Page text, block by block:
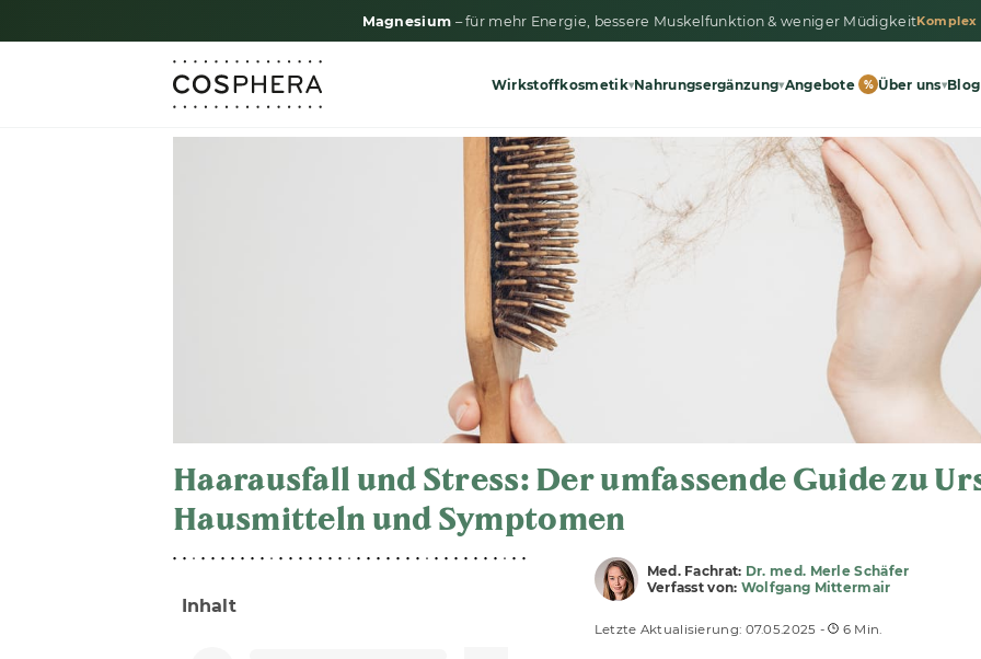
Magnesium – für mehr Energie, bessere Muskelfunktion & weniger MüdigkeitKomplex
Wirkstoffkosmetik▾Nahrungsergänzung▾Angebote % Über uns▾Blog
Haarausfall und Stress: Der umfassende Guide zu
Hausmitteln und Symptomen
Inhalt
Med. Fachrat: Dr. med. Merle Schäfer
Verfasst von: Wolfgang Mittermair
Letzte Aktualisierung: 07.05.2025 - 6 Min.